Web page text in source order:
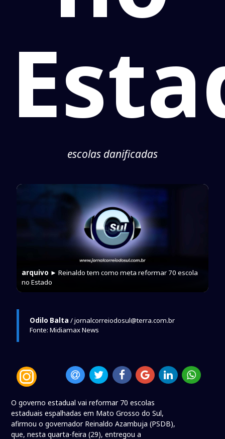
escolas danificadas
arquivo ► Reinaldo tem como meta reformar 70 escola
no Estado
Odilo Balta / jornalcorreiodosul@terra.com.br
Fonte: Midiamax News
O governo estadual vai reformar 70 escolas
estaduais espalhadas em Mato Grosso do Sul,
afirmou o governador Reinaldo Azambuja (PSDB),
que, nesta quarta-feira (29), entregou a